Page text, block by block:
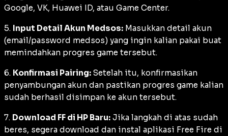
Google, VK, Huawei ID, atau Game Center.
5. Input Detail Akun Medsos: Masukkan detail akun
(email/password medsos) yang ingin kalian pakai buat
memindahkan progres game tersebut.
6. Konfirmasi Pairing: Setelah itu, konfirmasikan
penyambungan akun dan pastikan progres game kalian
sudah berhasil disimpan ke akun tersebut.
7. Download FF di HP Baru: Jika langkah di atas sudah
beres, segera download dan instal aplikasi Free Fire di